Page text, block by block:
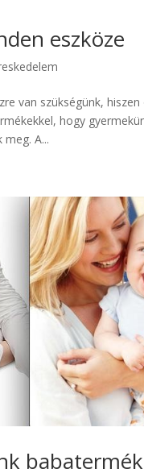
eszköze
van szükségünk,
hogy
A...